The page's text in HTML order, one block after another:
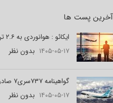
آخرین پست ها
ایکائو : هوانوردی به ۲.۶ تریلیون دلار سرمایه‌گذاری نیاز دارد
۱۴۰۵-۰۵-۱۷ بدون نظر
گواهینامه ۷۳۷سری۷ صادر شد
۱۴۰۵-۰۵-۱۷ بدون نظر